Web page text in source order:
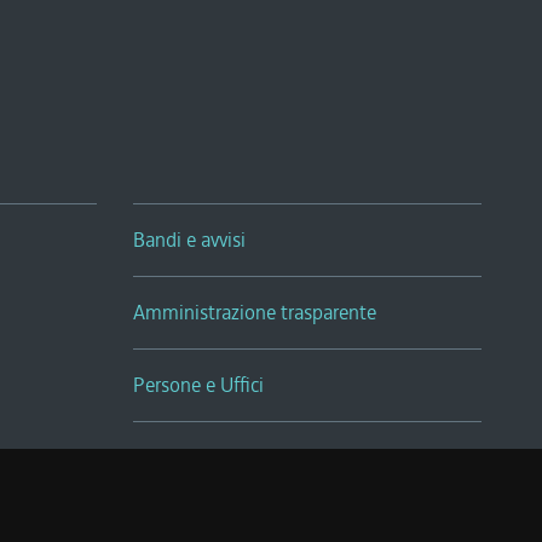
Bandi e avvisi
Amministrazione trasparente
Persone e Uffici
Sala Tiziano Tessitori